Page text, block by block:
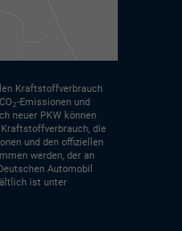
Kraftstoffverbrauch
2-Emissionen und
neuer PKW können
die
und den offiziellen
werden, der an
Automobil
ist unter